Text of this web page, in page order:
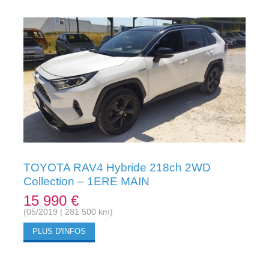
TOYOTA RAV4 Hybride 218ch 2WD
Collection – 1ERE MAIN
15 990 €
(05/2019 | 281 500 km)
PLUS D'INFOS